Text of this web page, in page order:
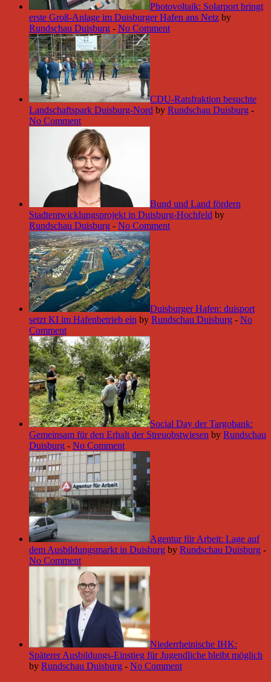
Photovoltaik: Solarport bringt
erste Groß-Anlage im Duisburger Hafen ans Netz by
Rundschau Duisburg - No Comment
CDU-Ratsfraktion besuchte
Landschaftspark Duisburg-Nord by Rundschau Duisburg -
No Comment
Bund und Land fördern
Stadtentwicklungsprojekt in Duisburg-Hochfeld by
Rundschau Duisburg - No Comment
Duisburger Hafen: duisport
setzt KI im Hafenbetrieb ein by Rundschau Duisburg - No
Comment
Social Day der Targobank:
Gemeinsam für den Erhalt der Streuobstwiesen by Rundschau
Duisburg - No Comment
Agentur für Arbeit: Lage auf
dem Ausbildungsmarkt in Duisburg by Rundschau Duisburg -
No Comment
Niederrheinische IHK:
Späterer Ausbildungs-Einstieg für Jugendliche bleibt möglich
by Rundschau Duisburg - No Comment